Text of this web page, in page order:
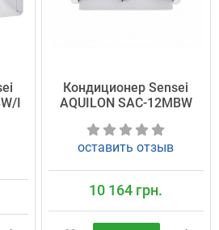
I
Кондиционер Sensei
AQUILON SAC-12MBW
оставить отзыв
10 164 грн.